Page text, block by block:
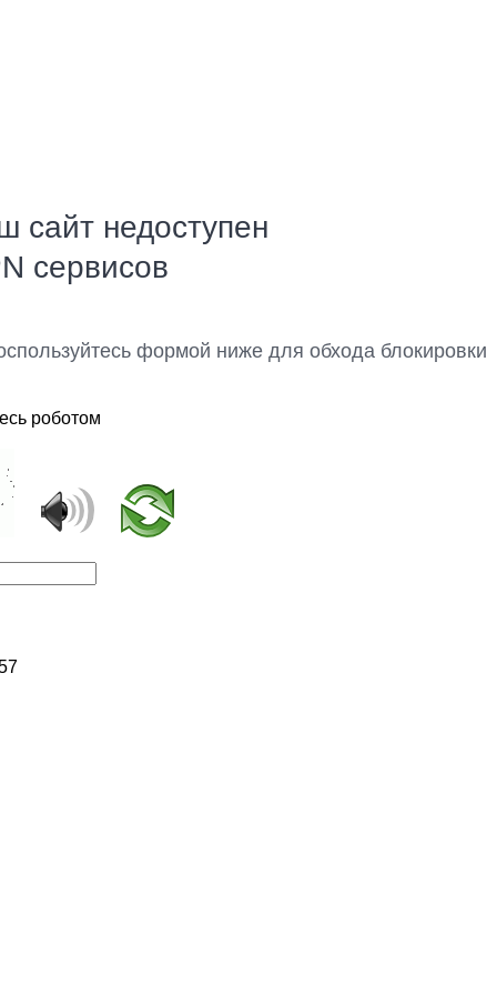
сайт недоступен
сервисов
формой ниже для обхода блокировки
роботом